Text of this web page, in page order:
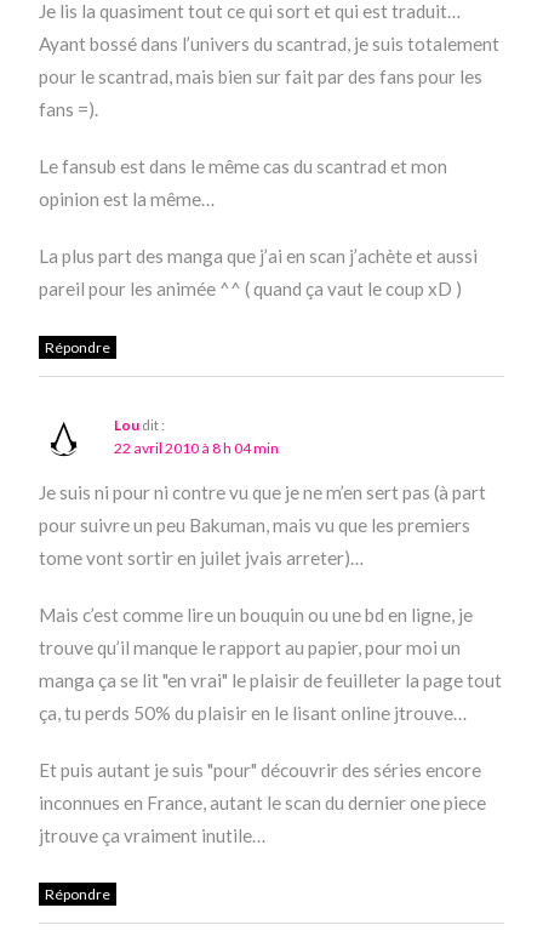
Je lis la quasiment tout ce qui sort et qui est traduit…
Ayant bossé dans l’univers du scantrad, je suis totalement
pour le scantrad, mais bien sur fait par des fans pour les
fans =).
Le fansub est dans le même cas du scantrad et mon
opinion est la même…
La plus part des manga que j’ai en scan j’achète et aussi
pareil pour les animée ^^ ( quand ça vaut le coup xD )
Répondre
Lou dit :
22 avril 2010 à 8 h 04 min
Je suis ni pour ni contre vu que je ne m’en sert pas (à part
pour suivre un peu Bakuman, mais vu que les premiers
tome vont sortir en juilet jvais arreter)…
Mais c’est comme lire un bouquin ou une bd en ligne, je
trouve qu’il manque le rapport au papier, pour moi un
manga ça se lit "en vrai" le plaisir de feuilleter la page tout
ça, tu perds 50% du plaisir en le lisant online jtrouve…
Et puis autant je suis "pour" découvrir des séries encore
inconnues en France, autant le scan du dernier one piece
jtrouve ça vraiment inutile…
Répondre